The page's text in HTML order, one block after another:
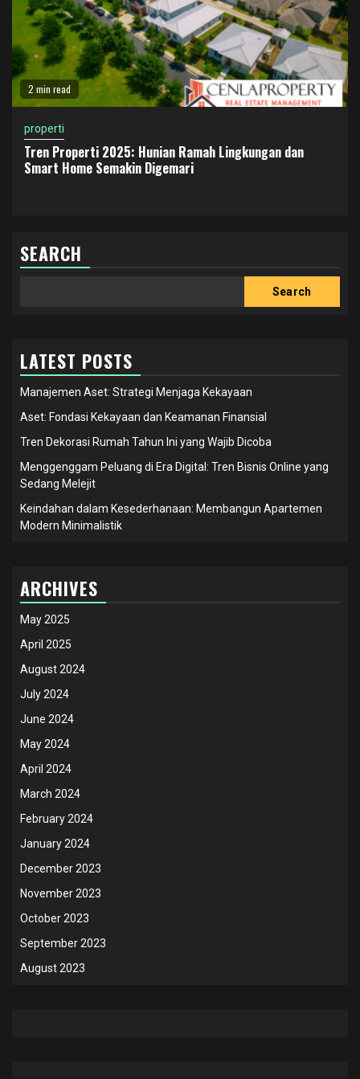
2 min read
properti
Tren Properti 2025: Hunian Ramah Lingkungan dan
Smart Home Semakin Digemari
SEARCH
Search
LATEST POSTS
Manajemen Aset: Strategi Menjaga Kekayaan
Aset: Fondasi Kekayaan dan Keamanan Finansial
Tren Dekorasi Rumah Tahun Ini yang Wajib Dicoba
Menggenggam Peluang di Era Digital: Tren Bisnis Online yang
Sedang Melejit
Keindahan dalam Kesederhanaan: Membangun Apartemen
Modern Minimalistik
ARCHIVES
May 2025
April 2025
August 2024
July 2024
June 2024
May 2024
April 2024
March 2024
February 2024
January 2024
December 2023
November 2023
October 2023
September 2023
August 2023